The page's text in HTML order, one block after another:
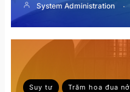
System Administration
Suy tư Trăm hoa đua nở